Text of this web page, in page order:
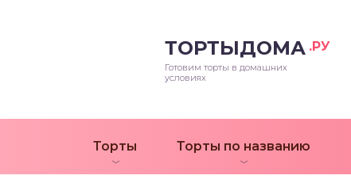
ТОРТЫДОМА .РУ
Готовим торты в домашних
условиях
Торты Торты по названию